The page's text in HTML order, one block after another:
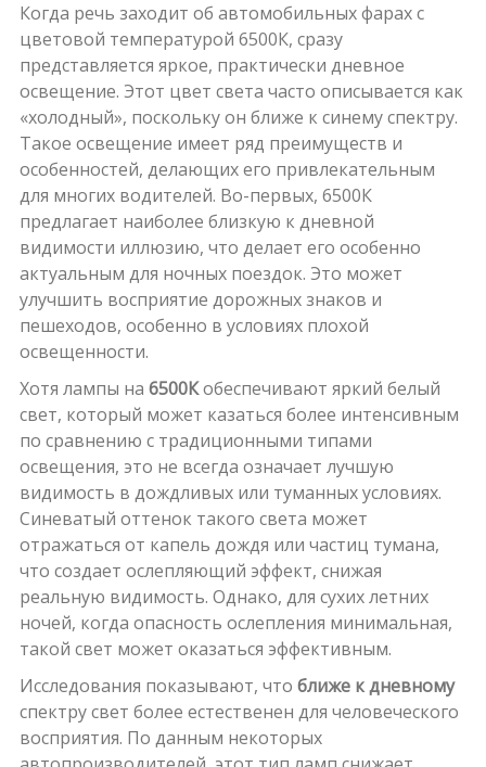
Когда речь заходит об автомобильных фарах с
цветовой температурой 6500К, сразу
представляется яркое, практически дневное
освещение. Этот цвет света часто описывается как
«холодный», поскольку он ближе к синему спектру.
Такое освещение имеет ряд преимуществ и
особенностей, делающих его привлекательным
для многих водителей. Во-первых, 6500К
предлагает наиболее близкую к дневной
видимости иллюзию, что делает его особенно
актуальным для ночных поездок. Это может
улучшить восприятие дорожных знаков и
пешеходов, особенно в условиях плохой
освещенности.
Хотя лампы на 6500Кобеспечивают яркий белый
свет, который может казаться более интенсивным
по сравнению с традиционными типами
освещения, это не всегда означает лучшую
видимость в дождливых или туманных условиях.
Синеватый оттенок такого света может
отражаться от капель дождя или частиц тумана,
что создает ослепляющий эффект, снижая
реальную видимость. Однако, для сухих летних
ночей, когда опасность ослепления минимальная,
такой свет может оказаться эффективным.
Исследования показывают, что ближе к дневному
спектру свет более естественен для человеческого
восприятия. По данным некоторых